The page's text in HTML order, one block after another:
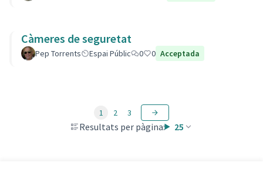
Càmeres de seguretat
Pep Torrents Espai Públic 0 0 Acceptada
Resultats per pàgina: 25
1 2 3